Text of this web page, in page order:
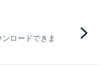
ロードできま